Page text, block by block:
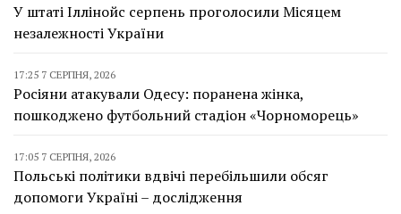
У штаті Іллінойс серпень проголосили Місяцем
незалежності України
17:25 7 СЕРПНЯ, 2026
Росіяни атакували Одесу: поранена жінка,
пошкоджено футбольний стадіон «Чорноморець»
17:05 7 СЕРПНЯ, 2026
Польські політики вдвічі перебільшили обсяг
допомоги Україні – дослідження